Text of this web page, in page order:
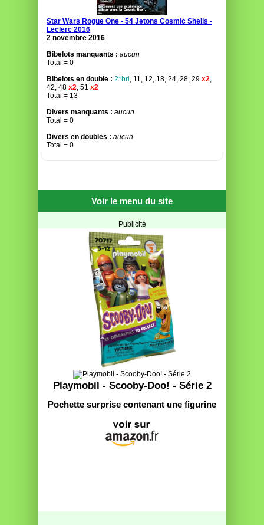
Star Wars Rogue One - 54 Jetons Cosmic Shells -
Leclerc 2016
2 novembre 2016
Bibelots manquants : aucun
Total = 0
Bibelots en double : 2*bri, 11, 12, 18, 24, 28, 29 x2,
42, 48 x2, 51 x2
Total = 13
Divers manquants : aucun
Total = 0
Divers en doubles : aucun
Total = 0
Voir le menu du site
Publicité
Playmobil - Scooby-Doo! - Série 2
Pochette surprise contenant une figurine